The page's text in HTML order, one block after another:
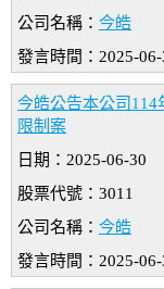
公司名稱： 今皓
發言時間：2025-
今皓公告本公司114
限制案
日期：2025-06-30
股票代號：3011
公司名稱： 今皓
發言時間：2025-